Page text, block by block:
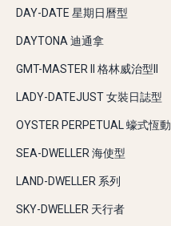
DAY-DATE 星期日曆型
DAYTONA 迪通拿
GMT-MASTER II 格林威治型II
LADY-DATEJUST 女裝日誌型
OYSTER PERPETUAL 蠔式恆動
SEA-DWELLER 海使型
LAND-DWELLER 系列
SKY-DWELLER 天行者